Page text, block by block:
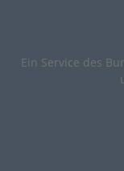
Ein Service des